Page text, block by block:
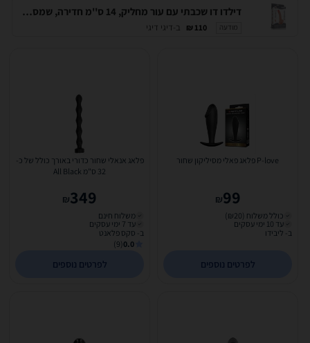
דילדו דו שכבתי עם עור מחליק, 14 ס''מ חדירה, שמספק תחושה של הדבר האמיתי. Lovetoy-317202
מודעה 110 ₪ ב-דיגי דיגי
P-love פלאג פאלי מסיליקון שחור
99
₪
כולל משלוח (₪20)
עד 10 ימי עסקים
ב- ליבידו
לפרטים נוספים
פלאג אנאלי שחור כדורי באורך כולל של כ-
32 ס"מ All Black
349
₪
משלוח חינם
עד 7 ימי עסקים
ב- סקס פלאנט
0.0
(9)
לפרטים נוספים